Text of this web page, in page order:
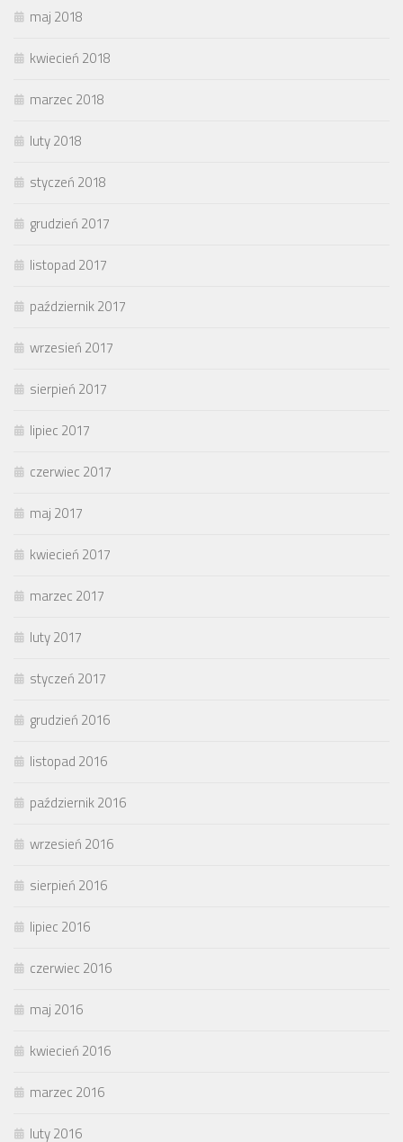
maj 2018
kwiecień 2018
marzec 2018
luty 2018
styczeń 2018
grudzień 2017
listopad 2017
październik 2017
wrzesień 2017
sierpień 2017
lipiec 2017
czerwiec 2017
maj 2017
kwiecień 2017
marzec 2017
luty 2017
styczeń 2017
grudzień 2016
listopad 2016
październik 2016
wrzesień 2016
sierpień 2016
lipiec 2016
czerwiec 2016
maj 2016
kwiecień 2016
marzec 2016
luty 2016